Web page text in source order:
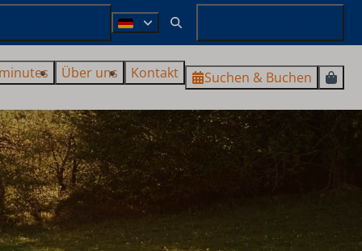
Über uns Kontakt Suchen & Buchen